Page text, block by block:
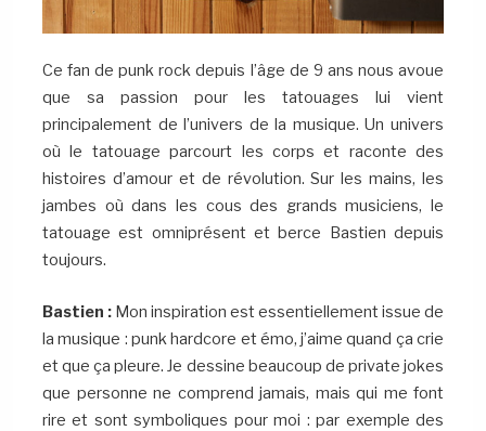
Ce fan de punk rock depuis l’âge de 9 ans nous avoue
que sa passion pour les tatouages lui vient
principalement de l’univers de la musique. Un univers
où le tatouage parcourt les corps et raconte des
histoires d’amour et de révolution. Sur les mains, les
jambes où dans les cous des grands musiciens, le
tatouage est omniprésent et berce Bastien depuis
toujours.
Bastien : Mon inspiration est essentiellement issue de
la musique : punk hardcore et émo, j’aime quand ça crie
et que ça pleure. Je dessine beaucoup de private jokes
que personne ne comprend jamais, mais qui me font
rire et sont symboliques pour moi : par exemple des